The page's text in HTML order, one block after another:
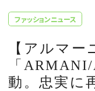
JEWELRY &
LIFESTYLE
CULTURE
ファッションニュース
【アルマー
「
動。忠実に